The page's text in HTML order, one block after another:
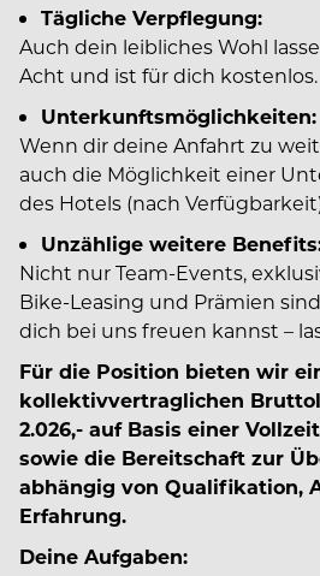
Tägliche Verpflegung:
Auch dein leibliches Wohl
Acht und ist für dich kostenlos.
Unterkunftsmöglichkeiten:
Wenn dir deine Anfahrt zu
auch die Möglichkeit einer
des Hotels (nach
Unzählige weitere
Nicht nur Team-Events,
Bike-Leasing und Prämien
dich bei uns freuen kannst –
Für die Position bieten wir
kollektivvertraglichen
2.026,- auf Basis einer
sowie die Bereitschaft zur
abhängig von Qualifikation,
Erfahrung.
Deine Aufgaben: